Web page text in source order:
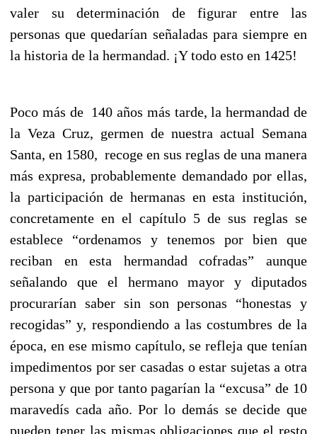
valer su determinación de figurar entre las
personas que quedarían señaladas para siempre en
la historia de la hermandad. ¡Y todo esto en 1425!
Poco más de 140 años más tarde, la hermandad de
la Veza Cruz, germen de nuestra actual Semana
Santa, en 1580, recoge en sus reglas de una manera
más expresa, probablemente demandado por ellas,
la participación de hermanas en esta institución,
concretamente en el capítulo 5 de sus reglas se
establece “ordenamos y tenemos por bien que
reciban en esta hermandad cofradas” aunque
señalando que el hermano mayor y diputados
procurarían saber sin son personas “honestas y
recogidas” y, respondiendo a las costumbres de la
época, en ese mismo capítulo, se refleja que tenían
impedimentos por ser casadas o estar sujetas a otra
persona y que por tanto pagarían la “excusa” de 10
maravedís cada año. Por lo demás se decide que
pueden tener las mismas obligaciones que el resto